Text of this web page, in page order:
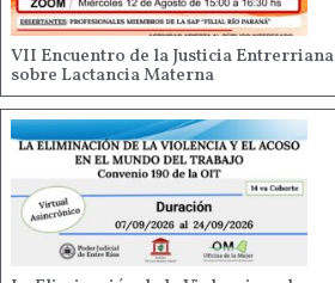
VII Encuentro de la Justicia Entrerriana
sobre Lactancia Materna